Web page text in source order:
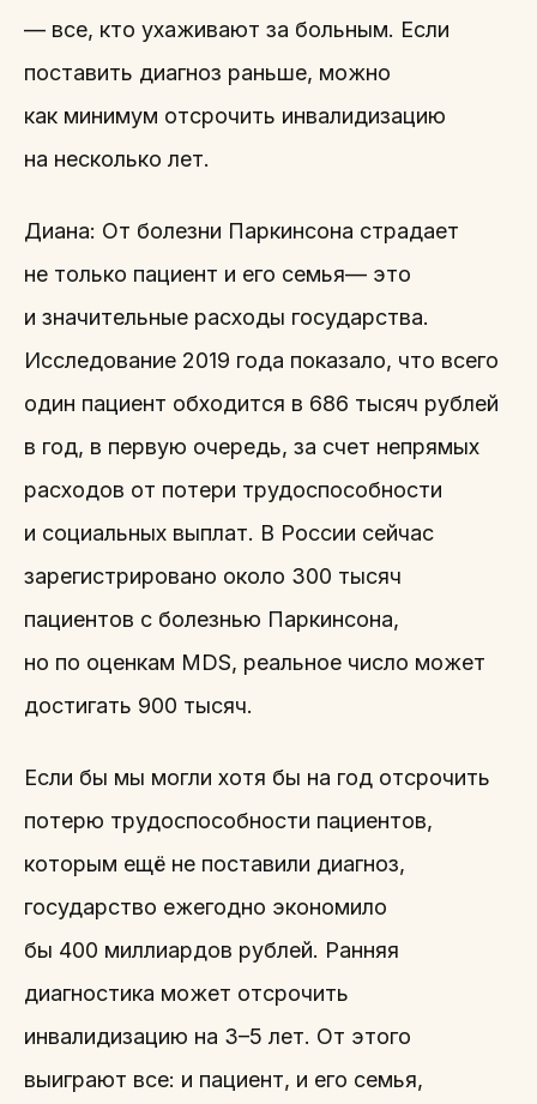
— все, кто ухаживают за больным. Если
поставить диагноз раньше, можно
как минимум отсрочить инвалидизацию
на несколько лет.
Диана: От болезни Паркинсона страдает
не только пациент и его семья— это
и значительные расходы государства.
Исследование 2019 года показало, что всего
один пациент обходится в 686 тысяч рублей
в год, в первую очередь, за счет непрямых
расходов от потери трудоспособности
и социальных выплат. В России сейчас
зарегистрировано около 300 тысяч
пациентов с болезнью Паркинсона,
но по оценкам MDS, реальное число может
достигать 900 тысяч.
Если бы мы могли хотя бы на год отсрочить
потерю трудоспособности пациентов,
которым ещё не поставили диагноз,
государство ежегодно экономило
бы 400 миллиардов рублей. Ранняя
диагностика может отсрочить
инвалидизацию на 3–5 лет. От этого
выиграют все: и пациент, и его семья,